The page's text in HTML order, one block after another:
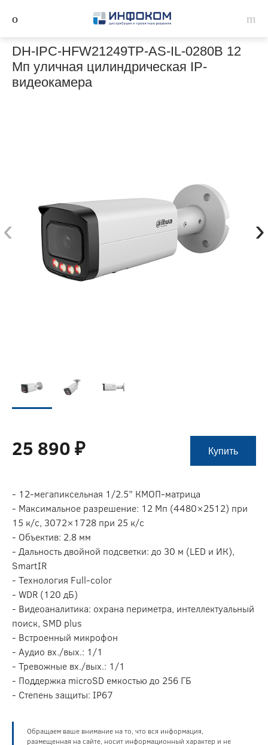
DH-IPC-HFW21249TP-AS-IL-0280B 12
Мп уличная цилиндрическая IP-
видеокамера
‹ ›
25 890 ₽ Купить
- 12-мегапиксельная 1/2.5” КМОП-матрица
- Максимальное разрешение: 12 Мп (4480×2512) при
15 к/с, 3072×1728 при 25 к/с
- Объектив: 2.8 мм
- Дальность двойной подсветки: до 30 м (LED и ИК),
SmartIR
- Технология Full-color
- WDR (120 дБ)
- Видеоаналитика: охрана периметра, интеллектуальный
поиск, SMD plus
- Встроенный микрофон
- Аудио вх./вых.: 1/1
- Тревожные вх./вых.: 1/1
- Поддержка microSD емкостью до 256 ГБ
- Степень защиты: IP67
Обращаем ваше внимание на то, что вся информация,
размещенная на сайте, носит информационный характер и не